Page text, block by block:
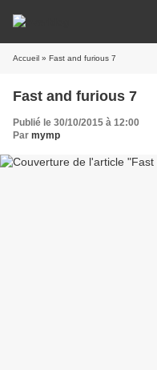
Accueil » Fast and furious 7
Fast and furious 7
Publié le 30/10/2015 à 12:00
Par mymp